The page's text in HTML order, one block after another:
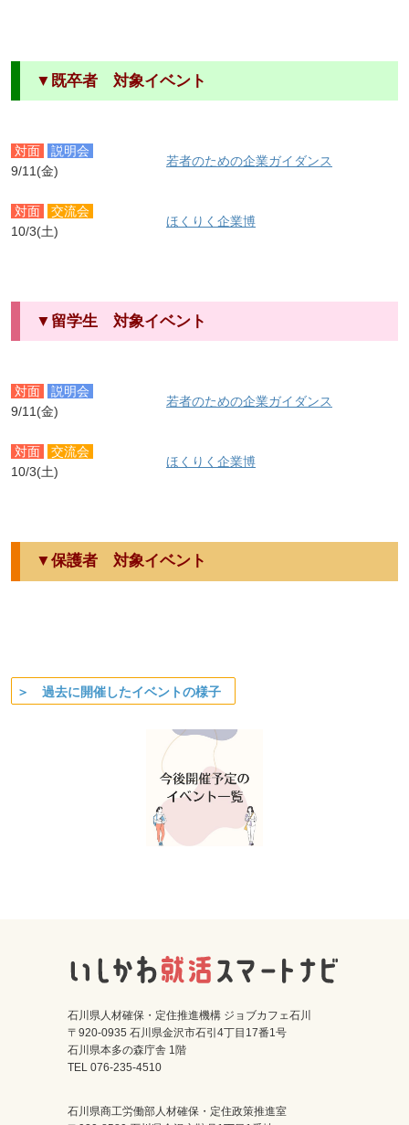
▼既卒者 対象イベント
対面
説明会
9/11(金)
若者のための企業ガイダンス
対面
交流会
10/3(土)
ほくりく企業博
▼留学生 対象イベント
対面
説明会
9/11(金)
若者のための企業ガイダンス
対面
交流会
10/3(土)
ほくりく企業博
▼保護者 対象イベント
＞ 過去に開催したイベントの様子
石川県人材確保・定住推進機構 ジョブカフェ石川
〒920-0935 石川県金沢市石引4丁目17番1号
石川県本多の森庁舎 1階
TEL 076-235-4510
石川県商工労働部人材確保・定住政策推進室